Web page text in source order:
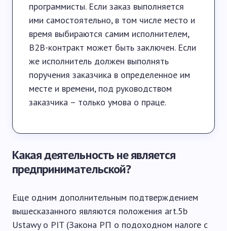
программисты. Если заказ выполняется
ими самостоятельно, в том числе место и
время выбираются самим исполнителем,
B2B-контракт может быть заключен. Если
же исполнитель должен выполнять
поручения заказчика в определенное им
месте и времени, под руководством
заказчика – только умова о праце.
Какая деятельность не является
предпринимательской?
Еще одним дополнительным подтверждением
вышесказанного являются положения art.5b
Ustawy o PIT (Закона РП о подоходном налоге с